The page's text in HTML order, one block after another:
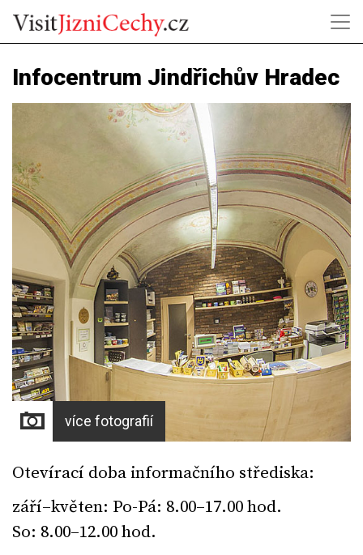
Infocentrum Jindřichův Hradec
více fotografií
Otevírací doba informačního střediska:
září–květen: Po-Pá: 8.00–17.00 hod.
So: 8.00–12.00 hod.